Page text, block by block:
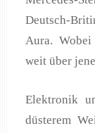
Deutsch-
Aura.
weit über
Elektronik
düsterem